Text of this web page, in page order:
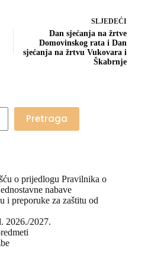
SLJEDEĆI
Dan sjećanja na žrtve
Domovinskog rata i Dan
sjećanja na žrtvu Vukovara i
Škabrnje
Pretraga
o prijedlogu Pravilnika o
nabave
i preporuke za zaštitu od
2026./2027.